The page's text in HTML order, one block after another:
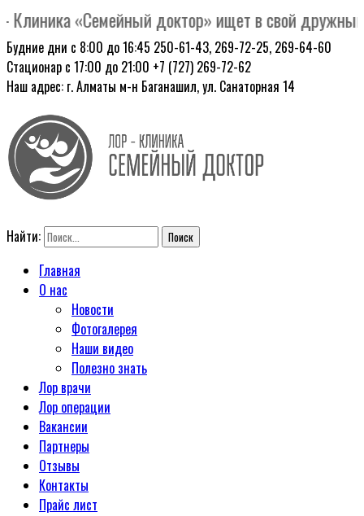
«Семейный доктор» ищет в свой дружный
Будние дни с 8:00 до 16:45 250-61-43, 269-72-25, 269-64-60
Стационар с 17:00 до 21:00 +7 (727) 269-72-62
Наш адрес: г. Алматы м-н Баганашил, ул. Санаторная 14
Найти:
Главная
О нас
Новости
Фотогалерея
Наши видео
Полезно знать
Лор врачи
Лор операции
Вакансии
Партнеры
Отзывы
Контакты
Прайс лист